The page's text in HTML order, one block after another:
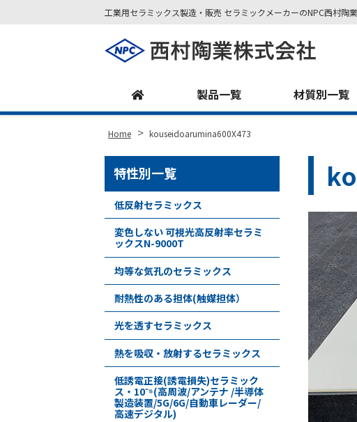
工業用セラミックス製造・販売 セラミックメーカーのNPC西村陶業
製品一覧 材質別一覧
Home > kouseidoarumina600X473
特性別一覧
低反射セラミックス
変色しない 可視光高反射率セラミ
ックスN-9000T
均等な気孔のセラミックス
耐熱性のある担体(触媒担体）
光を透すセラミックス
熱を吸収・放射するセラミックス
低誘電正接(誘電損失)セラミック
ス・10⁻⁵(高周波/アンテナ /半導体
製造装置/5G/6G/自動車レーダー/
高速デジタル)